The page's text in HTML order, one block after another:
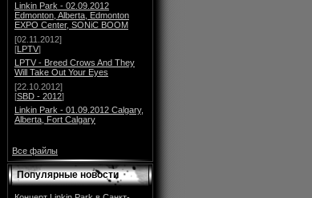
Linkin Park - 02.09.2012
Edmonton, Alberta, Edmonton
EXPO Center, SONiC BOOM
[02.11.2012]
[LPTV]
LPTV - Breed Crows And They
Will Take Out Your Eyes
[22.10.2012]
[SBD - 2012]
Linkin Park - 01.09.2012 Calgary,
Alberta, Fort Calgary
Все файлы
Популярные новости